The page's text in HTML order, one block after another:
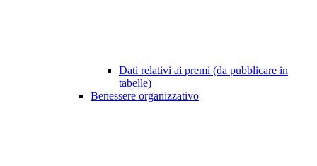
Dati relativi ai premi (da pubblicare in
tabelle)
Benessere organizzativo